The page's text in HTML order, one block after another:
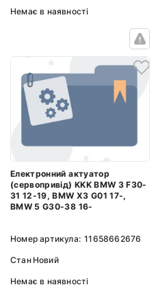
Немає в наявності
Електронний актуатор
(сервопривід) KKK BMW 3 F30-
31 12-19, BMW X3 G01 17-,
BMW 5 G30-38 16-
Номер артикула: 11658662676
Стан Новий
Немає в наявності